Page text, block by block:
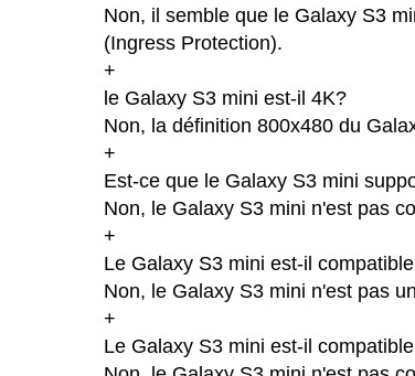
Non, il semble que le Galaxy S3
(Ingress Protection).
+
le Galaxy S3 mini est-il 4K?
Non, la définition 800x480 du
+
Est-ce que le Galaxy S3 mini
Non, le Galaxy S3 mini n'est pas
+
Le Galaxy S3 mini est-il
Non, le Galaxy S3 mini n'est pas
+
Le Galaxy S3 mini est-il